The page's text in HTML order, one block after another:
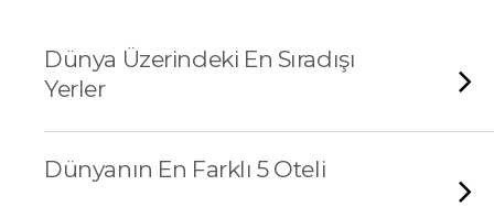
Dünya Üzerindeki En Sıradışı
Yerler
Dünyanın En Farklı 5 Oteli